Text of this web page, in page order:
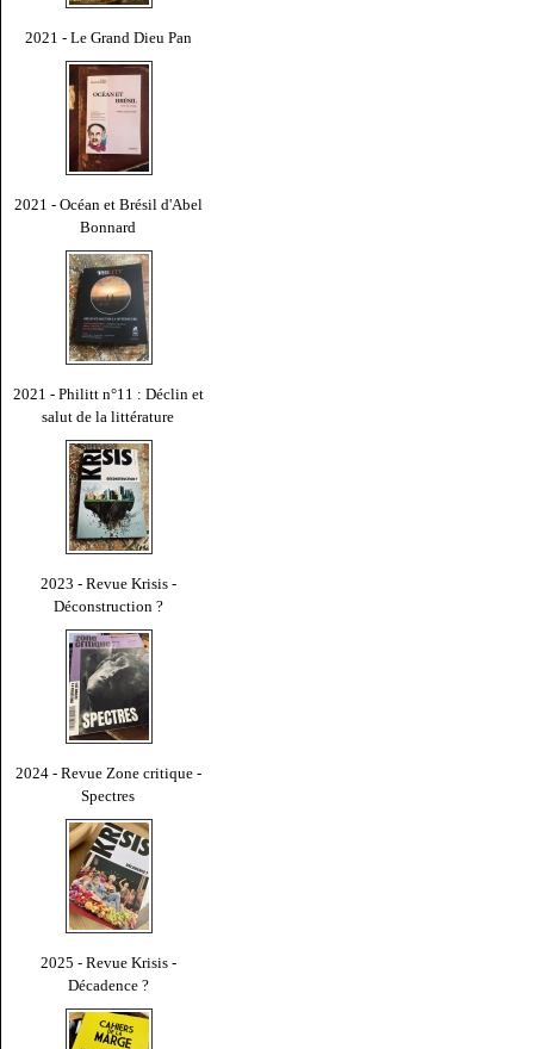
2021 - Le Grand Dieu Pan
2021 - Océan et Brésil d'Abel
Bonnard
2021 - Philitt n°11 : Déclin et
salut de la littérature
2023 - Revue Krisis -
Déconstruction ?
2024 - Revue Zone critique -
Spectres
2025 - Revue Krisis -
Décadence ?